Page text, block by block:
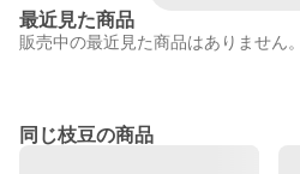
最近見た商品
販売中の最近見た商品はありません。
同じ枝豆の商品